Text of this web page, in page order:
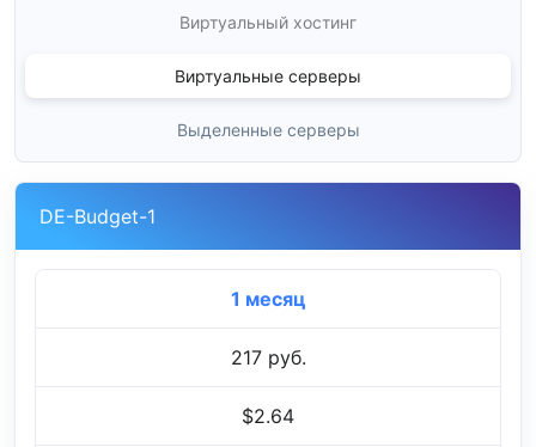
Виртуальный хостинг
Виртуальные серверы
Выделенные серверы
DE-Budget-1
1 месяц
217 руб.
$2.64